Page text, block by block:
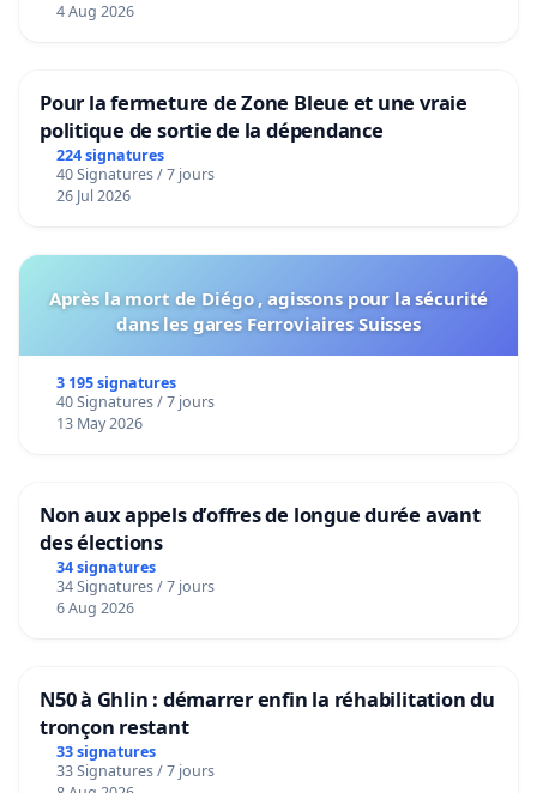
4 Aug 2026
Pour la fermeture de Zone Bleue et une vraie
politique de sortie de la dépendance
224 signatures
40 Signatures / 7 jours
26 Jul 2026
Après la mort de Diégo , agissons pour la sécurité
dans les gares Ferroviaires Suisses
3 195 signatures
40 Signatures / 7 jours
13 May 2026
Non aux appels d’offres de longue durée avant
des élections
34 signatures
34 Signatures / 7 jours
6 Aug 2026
N50 à Ghlin : démarrer enfin la réhabilitation du
tronçon restant
33 signatures
33 Signatures / 7 jours